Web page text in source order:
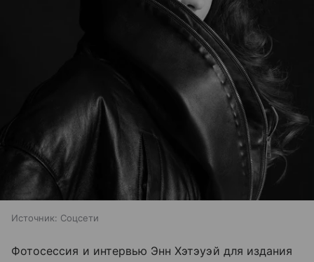
Источник: Соцсети
Фотосессия и интервью Энн Хэтэуэй для издания